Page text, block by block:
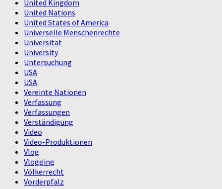
United Kingdom
United Nations
United States of America
Universelle Menschenrechte
Universität
University
Untersuchung
USA
USA
Vereinte Nationen
Verfassung
Verfassungen
Verständigung
Video
Video-Produktionen
Vlog
Vlogging
Völkerrecht
Vorderpfalz